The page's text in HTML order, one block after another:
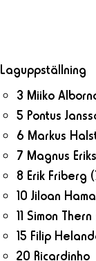
Laguppställning
3 Miiko
5 Pontus
6 Markus
7 Magnus
8 Erik Friberg
10 Jiloan
11 Simon Thern
15 Filip
20 Ricardinho